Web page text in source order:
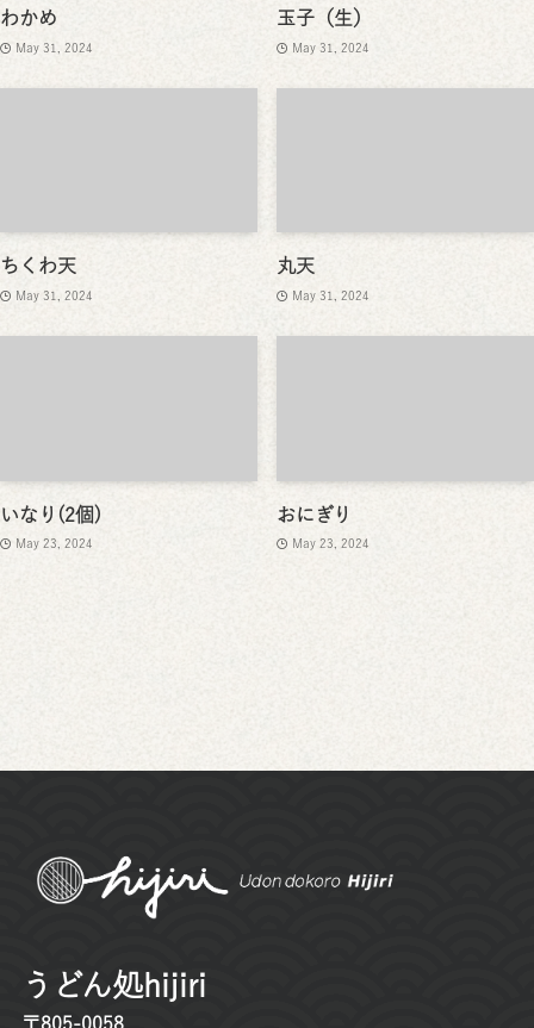
わかめ
May 31, 2024
玉子（生）
May 31, 2024
ちくわ天
May 31, 2024
丸天
May 31, 2024
いなり(2個)
May 23, 2024
おにぎり
May 23, 2024
うどん処hijiri
〒805-0058